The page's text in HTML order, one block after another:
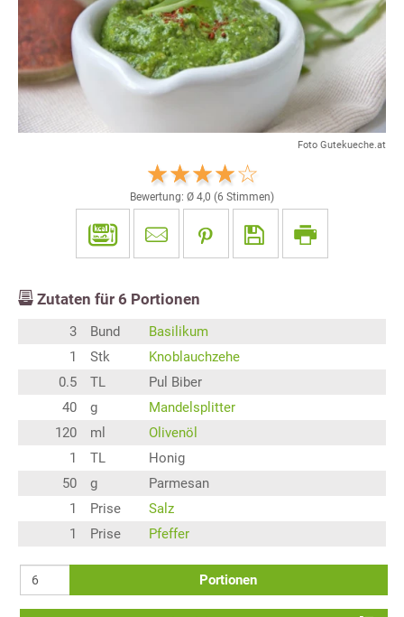
Foto Gutekueche.at
Bewertung: Ø 4,0 (6 Stimmen)
Zutaten für 6 Portionen
3 Bund
Basilikum
1
Stk
Knoblauchzehe
0.5
TL
Pul Biber
40
g
Mandelsplitter
120
ml
Olivenöl
1
TL
Honig
50
g
Parmesan
1
Prise
Salz
1
Prise Pfeffer
Portionen